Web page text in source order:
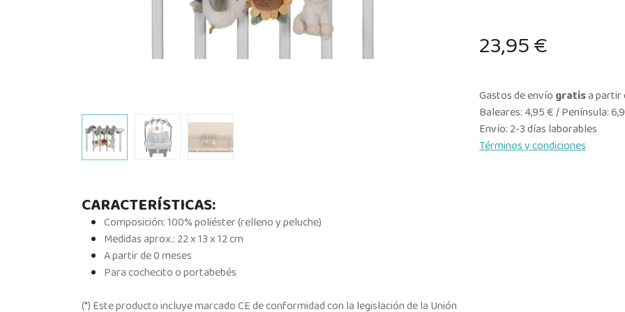
CARACTERÍSTICAS:
Composición: 100% poliéster (relleno y peluche)
Medidas aprox.: 22 x 13 x 12 cm
A partir de 0 meses
Para cochecito o portabebés
(*) Este producto incluye marcado CE de conformidad con la legislación de la Unión
23,95€
Gastos de envío gratisa partir
Baleares: 4,95 € / Península:
Envío: 2-3 días laborables
Términos y condiciones